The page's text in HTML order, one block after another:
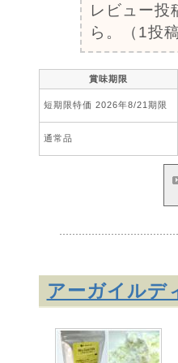
レビュー投
ら。（1投
賞味期限
短期限特価 2026年8/21期限
通常品
アーガイル